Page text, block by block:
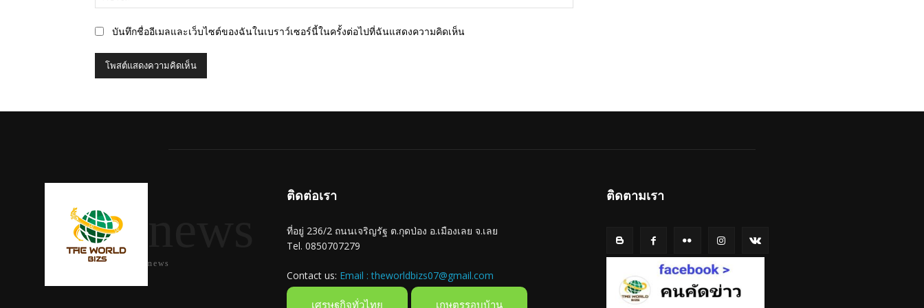
บันทึกชื่ออีเมลและเว็บไซต์ของฉันในเบราว์เซอร์นี้ในครั้งต่อไปที่ฉันแสดงความคิดเห็น
news
ติดต่อเรา
ที่อยู่ 236/2 ถนนเจริญรัฐ ต.กุดป่อง อ.เมืองเลย จ.เลย
Tel. 0850707279
Contact us: Email : theworldbizs07@gmail.com
เศรษฐกิจทั่วไทย เกษตรรอบบ้าน
ติดตามเรา